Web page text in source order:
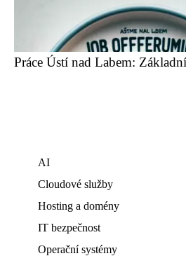
Práce Ústí nad Labem:
AI
Cloudové služby
Hosting a domény
IT bezpečnost
Operační systémy